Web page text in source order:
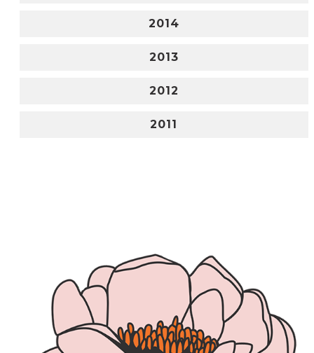
2014
2013
2012
2011